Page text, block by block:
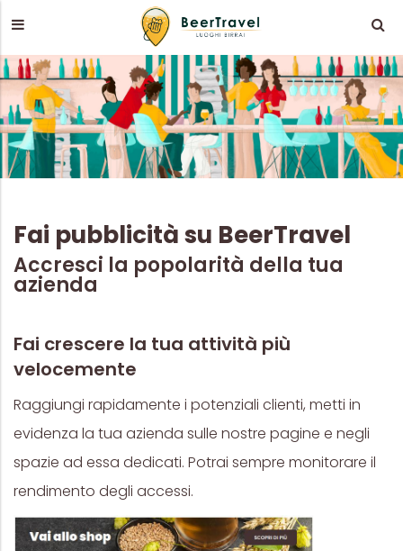
Fai pubblicità su BeerTravel
Accresci la popolarità della tua
azienda
Fai crescere la tua attività più
velocemente
Raggiungi rapidamente i potenziali clienti, metti in
evidenza la tua azienda sulle nostre pagine e negli
spazie ad essa dedicati. Potrai sempre monitorare il
rendimento degli accessi.